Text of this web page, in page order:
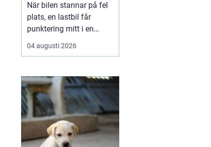
När bilen stannar på fel
plats, en lastbil får
punktering mitt i en
uppförsbacke eller
husbilen vägrar starta
behovet av snabb och
trygg vägassistans akut.
En bärgare i Dalarna är
då mer än bara en
transport det handlar om
säkerh...
04 augusti 2026